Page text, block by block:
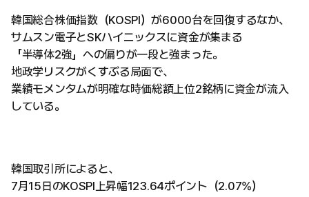
韓国総合株価指数（KOSPI）が6000台を回復するなか、
サムスン電子とSKハイニックスに資金が集まる
「半導体2強」への偏りが一段と強まった。
地政学リスクがくすぶる局面で、
業績モメンタムが明確な時価総額上位2銘柄に資金が流入
している。
韓国取引所によると、
7月15日のKOSPI上昇幅123.64ポイント（2.07%）